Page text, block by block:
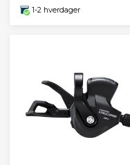
1-2 hverdager